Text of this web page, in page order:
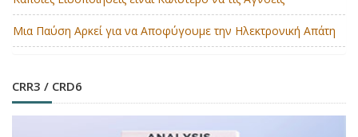
Μια Παύση Αρκεί για να Αποφύγουμε την Ηλεκτρονική Απάτη
CRR3 / CRD6